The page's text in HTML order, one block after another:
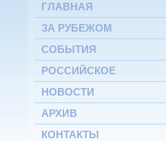
ГЛАВНАЯ
ЗА РУБЕЖОМ
СОБЫТИЯ
РОССИЙСКОЕ
НОВОСТИ
АРХИВ
КОНТАКТЫ